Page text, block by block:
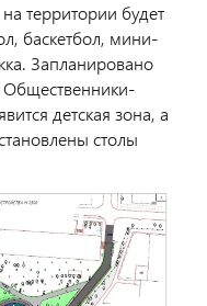
территории будет
баскетбол, мини-
Запланировано
Общественники-
детская зона, а
столы